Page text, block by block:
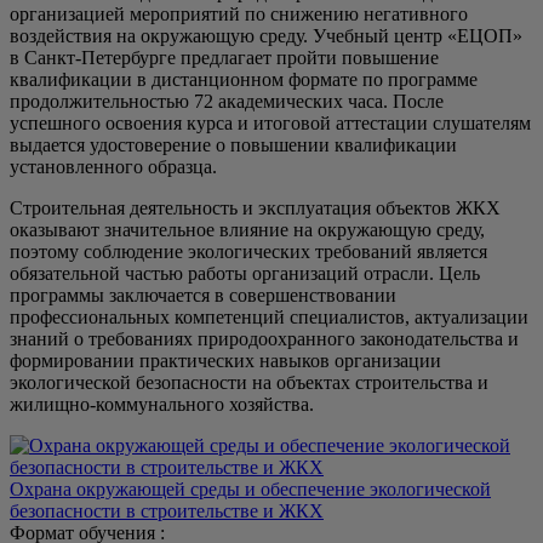
организацией мероприятий по снижению негативного
воздействия на окружающую среду. Учебный центр «ЕЦОП»
в Санкт-Петербурге предлагает пройти повышение
квалификации в дистанционном формате по программе
продолжительностью 72 академических часа. После
успешного освоения курса и итоговой аттестации слушателям
выдается удостоверение о повышении квалификации
установленного образца.
Строительная деятельность и эксплуатация объектов ЖКХ
оказывают значительное влияние на окружающую среду,
поэтому соблюдение экологических требований является
обязательной частью работы организаций отрасли. Цель
программы заключается в совершенствовании
профессиональных компетенций специалистов, актуализации
знаний о требованиях природоохранного законодательства и
формировании практических навыков организации
экологической безопасности на объектах строительства и
жилищно-коммунального хозяйства.
Охрана окружающей среды и обеспечение экологической
безопасности в строительстве и ЖКХ
Формат обучения :